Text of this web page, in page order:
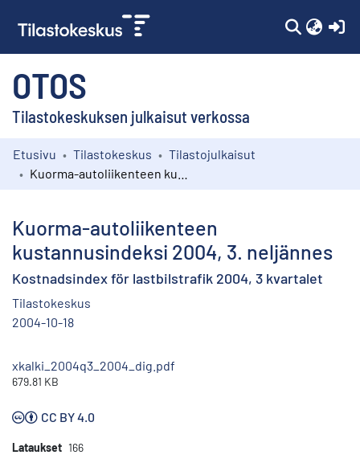
OTOS
Tilastokeskuksen julkaisut verkossa
Kokoelmat
Etusivu Tilastokeskus
Tilastojulkaisut
Kuorma-autoliikenteen
kustannusindeksi 2004, 3. neljännes
Kostnadsindex för lastbilstrafik 2004, 3 kvartalet
Tilastokeskus
2004-10-18
xkalki_2004q3_2004_dig.pdf
679.81 KB
CC BY 4.0
Lataukset 166